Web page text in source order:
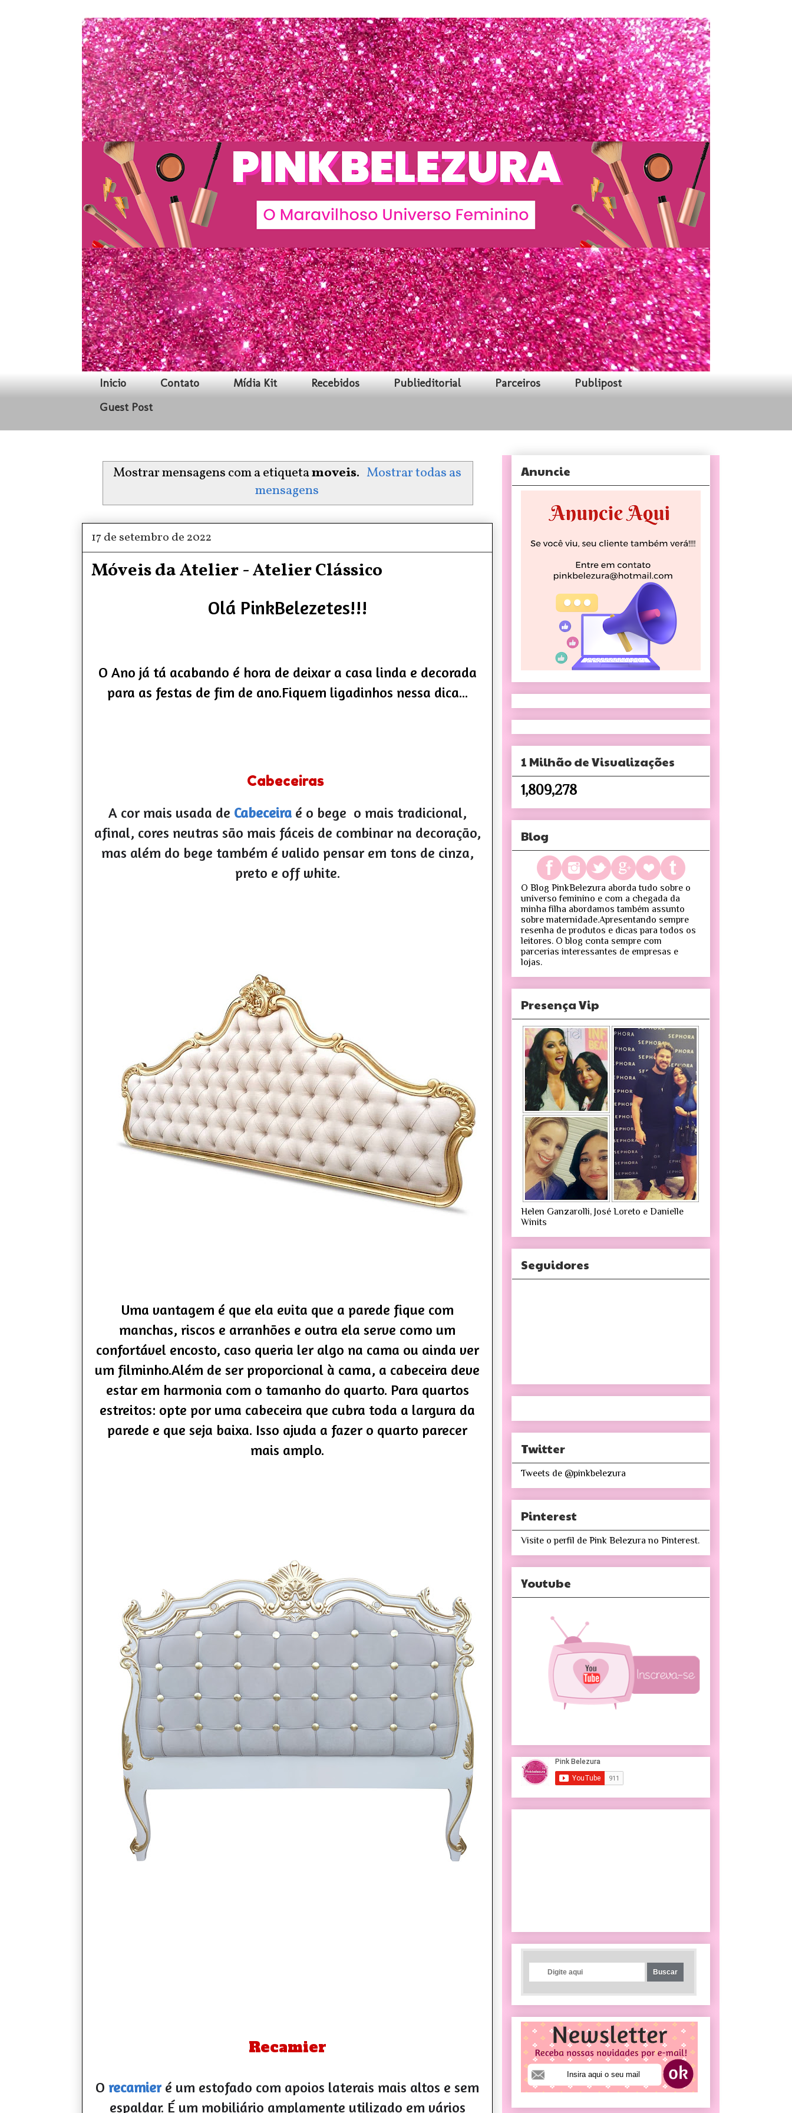
Inicio Contato Mídia Kit Recebidos Publieditorial Parceiros
Publipost
Guest Post
Mostrar mensagens com a etiquetamoveis. Mostrar todas as
mensagens
17 de setembro de 2022
Móveis da Atelier - Atelier Clássico
Olá PinkBelezetes!!!
O Ano já tá acabando é hora de deixar a casa linda e decorada
para as festas de fim de ano.Fiquem ligadinhos nessa dica...
Cabeceiras
A cor mais usada de Cabeceiraé o bege o mais tradicional,
afinal, cores neutras são mais fáceis de combinar na decoração,
mas além do bege também é valido pensar em tons de cinza,
preto e off white.
Uma vantagem é que ela evita que a parede fique com
manchas, riscos e arranhões e outra ela serve como um
confortável encosto, caso queria ler algo na cama ou ainda ver
um filminho.Além de ser proporcional à cama, a cabeceira deve
estar em harmonia com o tamanho do quarto. Para quartos
estreitos: opte por uma cabeceira que cubra toda a largura da
parede e que seja baixa. Isso ajuda a fazer o quarto parecer
mais amplo.
Recamier
O recamier é um estofado com apoios laterais mais altos e sem
espaldar. É um mobiliário amplamente utilizado em vários
Anuncie
1 Milhão de Visualizações
1,809,278
Blog
O Blog PinkBelezura aborda tudo sobre o
universo feminino e com a chegada da
minha filha abordamos também assunto
sobre maternidade.Apresentando sempre
resenha de produtos e dicas para todos os
leitores. O blog conta sempre com
parcerias interessantes de empresas e
lojas.
Presença Vip
Helen Ganzarolli, José Loreto e Danielle
Winits
Seguidores
Twitter
Tweets de @pinkbelezura
Pinterest
Visite o perfil de Pink Belezura no Pinterest.
Youtube